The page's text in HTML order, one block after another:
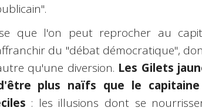
que l'on peut reprocher au
du "débat démocratique",
qu'une diversion. Les Gilets
plus naïfs que le
: les illusions dont se